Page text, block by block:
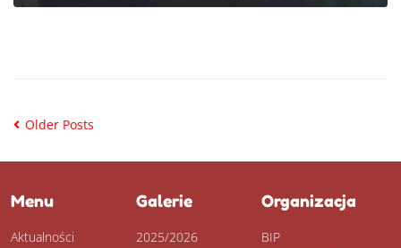
CZYTAJ DALEJ
Older Posts
Menu
Aktualności
Galerie
2025/2026
Organizacja
BIP